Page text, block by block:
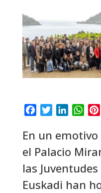
c
e
b
o
o
t
e
r
n
e
d
I
W
a
t
s
A
p
En un
el Palacio
las
Euskadi han